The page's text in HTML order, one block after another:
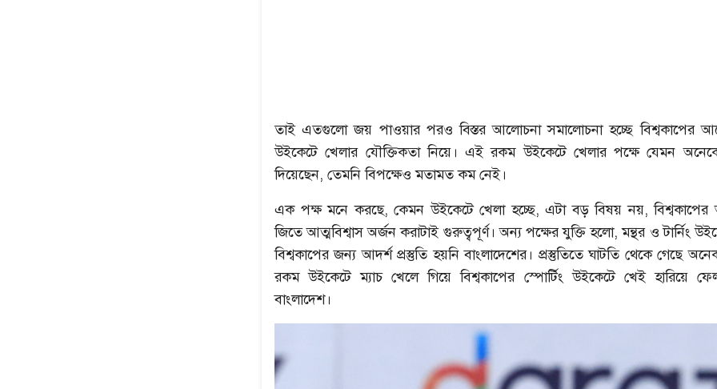
তাই এতগুলো জয় পাওয়ার পরও বিস্তর আলোচনা সমালোচনা হচ্ছে বিশ্বকাপের
উইকেটে খেলার যৌক্তিকতা নিয়ে। এই রকম উইকেটে খেলার পক্ষে যেমন
দিয়েছেন, তেমনি বিপক্ষেও মতামত কম নেই।
এক পক্ষ মনে করছে, কেমন উইকেটে খেলা হচ্ছে, এটা বড় বিষয় নয়, বিশ্বকাপের
জিতে আত্মবিশ্বাস অর্জন করাটাই গুরুত্বপূর্ণ। অন্য পক্ষের যুক্তি হলো, মন্থর ও টার্নিং
বিশ্বকাপের জন্য আদর্শ প্রস্তুতি হয়নি বাংলাদেশের। প্রস্তুতিতে ঘাটতি থেকে গেছে
রকম উইকেটে ম্যাচ খেলে গিয়ে বিশ্বকাপের স্পোর্টিং উইকেটে খেই হারিয়ে
বাংলাদেশ।